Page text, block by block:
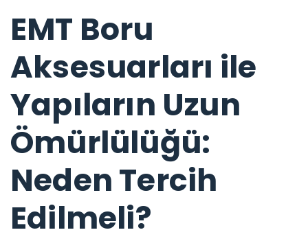
EMT Boru
Aksesuarları ile
Yapıların Uzun
Ömürlülüğü:
Neden Tercih
Edilmeli?